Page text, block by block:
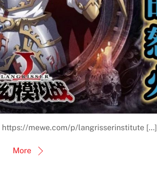
https://mewe.com/p/langrisserinstitute […]
More